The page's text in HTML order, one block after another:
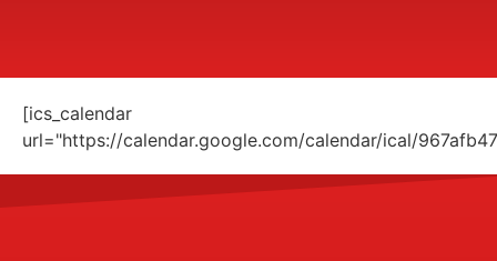
[ics_calendar
url="https://calendar.google.com/calendar/ical/